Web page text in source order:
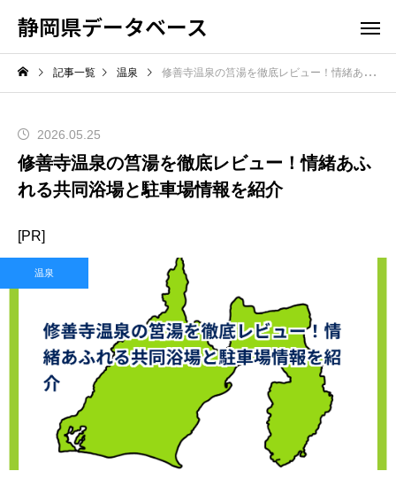
静岡県データベース
記事一覧 温泉 修善寺温泉の筥湯を徹底レビュー！情緒あふれる共同浴場と駐車場情報を紹介
2026.05.25
修善寺温泉の筥湯を徹底レビュー！情緒あふ
れる共同浴場と駐車場情報を紹介
[PR]
温泉